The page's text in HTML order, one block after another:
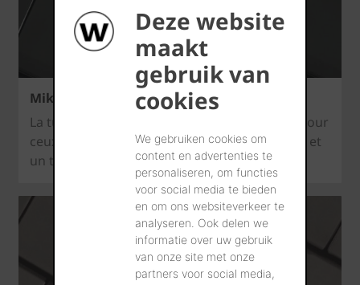
Deze website
maakt
gebruik van
cookies
We gebruiken cookies om
content en advertenties te
personaliseren, om functies
voor social media te bieden
en om ons websiteverkeer te
analyseren. Ook delen we
informatie over uw gebruik
van onze site met onze
partners voor social media,
Mikado – Tuile en céramique minimaliste
La tuile Mikado de Creaton est le choix idéal pour
ceux qui apprécient l’architecture minimaliste et
un toit parfaitement achevé.